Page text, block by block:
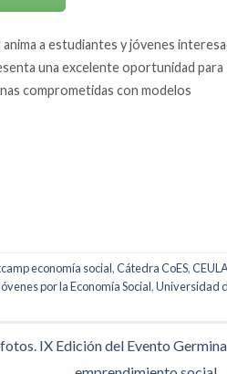
a estudiantes y jóvenes
una excelente oportunidad para
comprometidas con modelos
economía social,Cátedra CoES,
por la Economía Social,Universidad
IX Edición del Evento